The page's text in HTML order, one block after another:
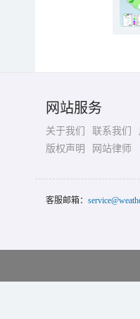
网站服务
关于我们 联系我们
版权声明
网站律师
客服邮箱：